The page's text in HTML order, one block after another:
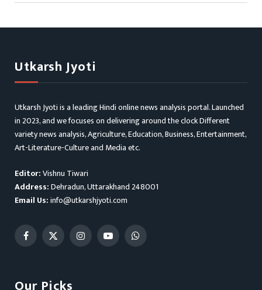
Utkarsh Jyoti
Utkarsh Jyoti is a leading Hindi online news analysis portal. Launched
in 2023, and we focuses on delivering around the clock Different
variety news analysis, Agriculture, Education, Business, Entertainment,
Art-Literature-Culture and Media etc.
Editor:Vishnu Tiwari
Address:Dehradun, Uttarakhand 248001
Email Us:info@utkarshjyoti.com
Facebook
X
InstagramYouTubeWhatsApp